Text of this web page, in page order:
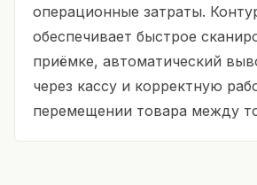
операционные затраты.
обеспечивает быстрое
приёмке, автоматический
через кассу и корректную
перемещении товара между